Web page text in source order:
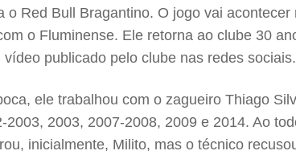
Red Bull Bragantino. O jogo vai
o Fluminense. Ele retorna ao clube 30
publicado pelo clube nas redes sociais.
ele trabalhou com o zagueiro Thiago
2003, 2007-2008, 2009 e 2014. Ao
inicialmente, Milito, mas o técnico